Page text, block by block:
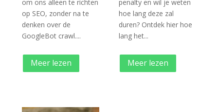
om ons alleen te richten
op SEO, zonder na te
denken over de
GoogleBot crawl....
Meer lezen
penalty en wil je weten
hoe lang deze zal
duren? Ontdek hier hoe
lang het...
Meer lezen